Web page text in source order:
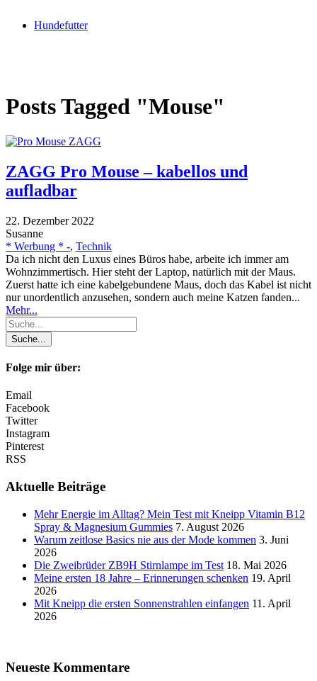
Hundefutter
Posts Tagged "Mouse"
ZAGG Pro Mouse – kabellos und
aufladbar
22. Dezember 2022
Susanne
* Werbung * -, Technik
Da ich nicht den Luxus eines Büros habe, arbeite ich immer am
Wohnzimmertisch. Hier steht der Laptop, natürlich mit der Maus.
Zuerst hatte ich eine kabelgebundene Maus, doch das Kabel ist nicht
nur unordentlich anzusehen, sondern auch meine Katzen fanden...
Mehr...
Folge mir über:
Email
Facebook
Twitter
Instagram
Pinterest
RSS
Aktuelle Beiträge
Mehr Energie im Alltag? Mein Test mit Kneipp Vitamin B12
Spray & Magnesium Gummies 7. August 2026
Warum zeitlose Basics nie aus der Mode kommen 3. Juni
2026
Die Zweibrüder ZB9H Stirnlampe im Test 18. Mai 2026
Meine ersten 18 Jahre – Erinnerungen schenken 19. April
2026
Mit Kneipp die ersten Sonnenstrahlen einfangen 11. April
2026
Neueste Kommentare